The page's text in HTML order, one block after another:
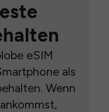
eSIM
als
Wenn